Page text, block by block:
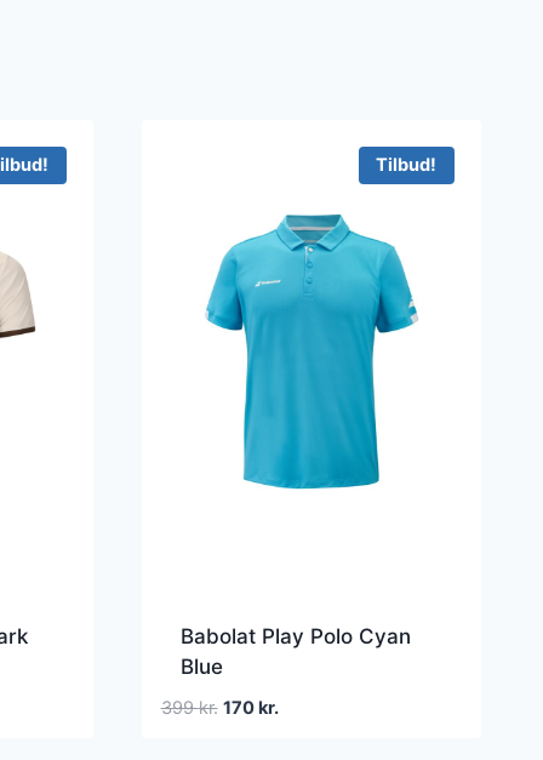
Tilbud!
Babolat Play Polo Cyan
Blue
399kr. Den
170 kr.Den